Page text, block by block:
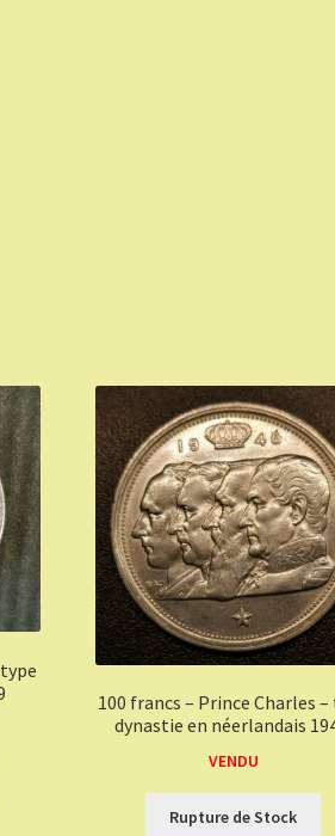
100 francs – Prince Charles –
dynastie en néerlandais
VENDU
Rupture de Stock